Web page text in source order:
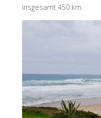
insgesamt 450 km.